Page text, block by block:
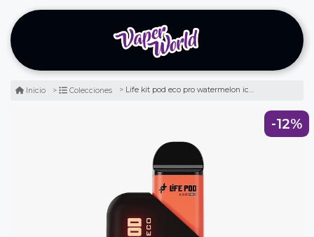
Inicio Colecciones Life kit pod eco pro watermelon ice 8.000 puff - sandía
-12%